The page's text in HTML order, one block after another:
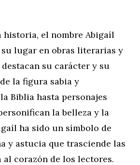
historia, el nombre Abigaíl
lugar en obras literarias y
su carácter y su
la figura sabia y
Biblia hasta personajes
la belleza y la
ha sido un símbolo de
y astucia que trasciende las
al corazón de los lectores.